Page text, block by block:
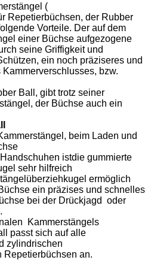
(
Repetierbüchsen, der Rubber
Vorteile. Der auf dem
einer Büchse aufgezogene
seine Griffigkeit und
ein noch präziseres und
bzw.
Ball, gibt trotz seiner
der Büchse auch ein
beim Laden und
istdie gummierte
sehr hilfreich
ermöglich
ein präzises und schnelles
bei der Drückjagd oder
Kammerstängels
passt sich auf alle
zylindrischen
Repetierbüchsen an.